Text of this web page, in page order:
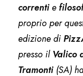
correntie
proprio per
edizione di
presso ilValico
Tramonti(SA)